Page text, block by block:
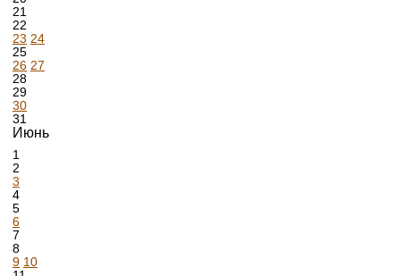
21
22
23 24
25
26 27
28
29
30
31
Июнь
1
2
3
4
5
6
7
8
9 10